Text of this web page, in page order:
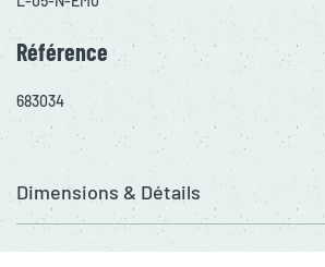
Référence
683034
Dimensions & Détails